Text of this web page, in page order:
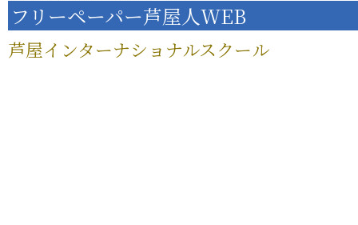
フリーペーパー芦屋人WEB
芦屋インターナショナルスクール